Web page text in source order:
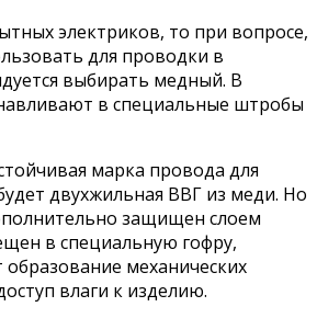
электриков, то при вопросе,
для проводки в
выбирать медный. В
в специальные штробы
марка провода для
двухжильная ВВГ из меди. Но
защищен слоем
в специальную гофру,
образование механических
влаги к изделию.